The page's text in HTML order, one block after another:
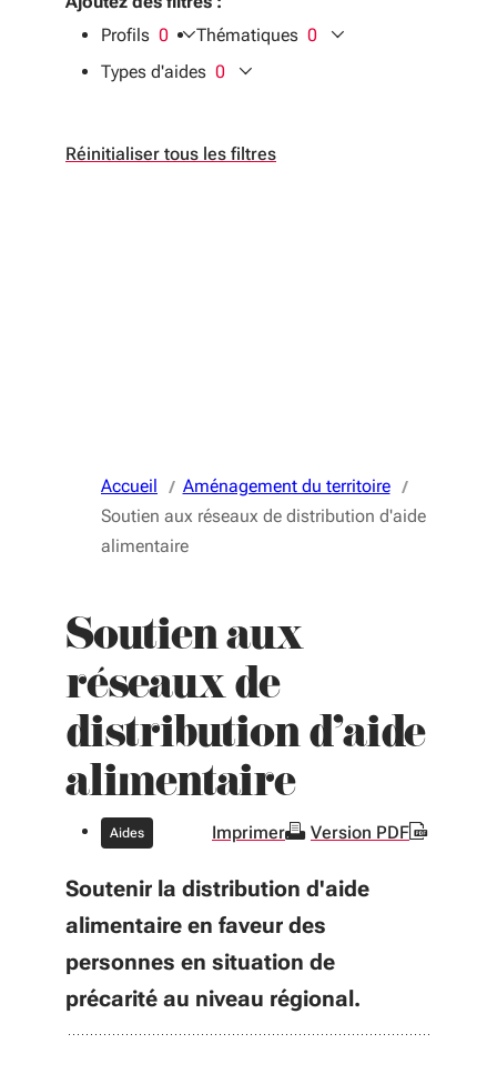
Profils 0
filtres sélectionnés
Thématiques 0
filtres sélectionnés
Types d'aides 0
filtres sélectionnés
Réinitialiser tous les filtres
Accueil
Aménagement du territoire
Soutien aux réseaux de distribution d'aide
alimentaire
Soutien aux
réseaux de
distribution d'aide
alimentaire
Aides Imprimer Version PDF
Soutenir la distribution d'aide
alimentaire en faveur des
personnes en situation de
précarité au niveau régional.